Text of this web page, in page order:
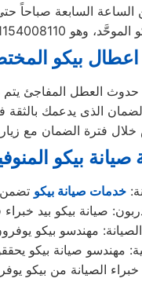
اعطال بيكو
حدوث العطل المفاجئ
بيكو
خدمات صيانة بيكو